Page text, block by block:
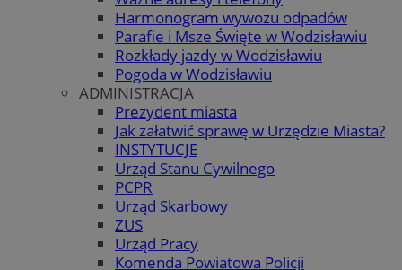
Harmonogram wywozu odpadów
Parafie i Msze Święte w Wodzisławiu
Rozkłady jazdy w Wodzisławiu
Pogoda w Wodzisławiu
ADMINISTRACJA
Prezydent miasta
Jak załatwić sprawę w Urzędzie Miasta?
INSTYTUCJE
Urząd Stanu Cywilnego
PCPR
Urząd Skarbowy
ZUS
Urząd Pracy
Komenda Powiatowa Policji